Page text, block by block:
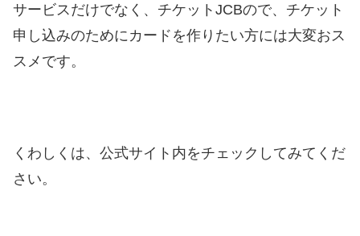
サービスだけでなく、チケットJCBので、チケット
申し込みのためにカードを作りたい方には大変おス
スメです。
くわしくは、公式サイト内をチェックしてみてくだ
さい。